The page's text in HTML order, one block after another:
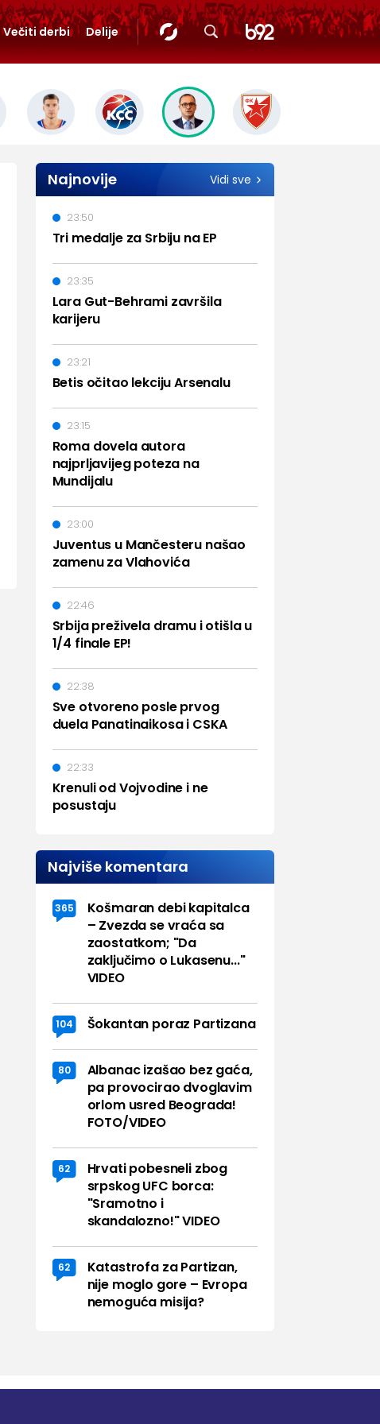
Večiti derbi Delije
Najnovije Vidi sve
Tri medalje za Srbiju na EP
23:50
Lara Gut-Behrami završila
karijeru
23:35
Betis očitao lekciju Arsenalu
23:21
Roma dovela autora
najprljavijeg poteza na
Mundijalu
23:15
Juventus u Mančesteru našao
zamenu za Vlahovića
23:00
Srbija preživela dramu i otišla u
1/4 finale EP!
22:46
Sve otvoreno posle prvog
duela Panatinaikosa i CSKA
22:38
Krenuli od Vojvodine i ne
posustaju
22:33
Najviše komentara
365
Košmaran debi kapitalca
– Zvezda se vraća sa
zaostatkom; "Da
zaključimo o Lukasenu..."
VIDEO
104 Šokantan poraz Partizana
80
Albanac izašao bez gaća,
pa provocirao dvoglavim
orlom usred Beograda!
FOTO/VIDEO
62
Hrvati pobesneli zbog
srpskog UFC borca:
"Sramotno i
skandalozno!" VIDEO
62
Katastrofa za Partizan,
nije moglo gore – Evropa
nemoguća misija?